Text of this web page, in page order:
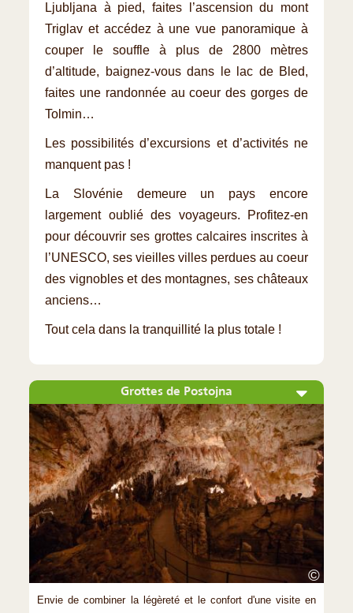
Ljubljana à pied, faites l’ascension du mont
Triglav et accédez à une vue panoramique à
couper le souffle à plus de 2800 mètres
d’altitude, baignez-vous dans le lac de Bled,
faites une randonnée au coeur des gorges de
Tolmin…
Les possibilités d’excursions et d’activités ne
manquent pas !
La Slovénie demeure un pays encore
largement oublié des voyageurs. Profitez-en
pour découvrir ses grottes calcaires inscrites à
l’UNESCO, ses vieilles villes perdues au coeur
des vignobles et des montagnes, ses châteaux
anciens…
Tout cela dans la tranquillité la plus totale !
Grottes de Postojna
©
Envie de combiner la légèreté et le confort d'une visite en